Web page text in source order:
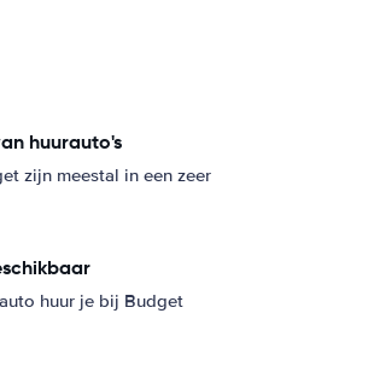
huurauto's
zijn meestal in een zeer
huur je bij Budget